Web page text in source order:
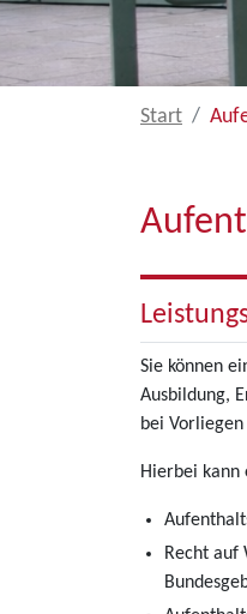
Start
Sie können
Ausbildung,
bei
Hierbei kann
Recht